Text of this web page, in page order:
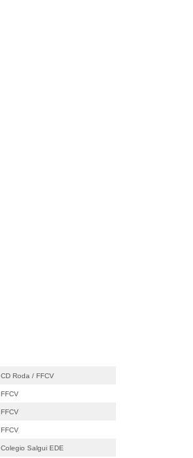
CD Roda / FFCV
FFCV
FFCV
FFCV
Colegio Salgui EDE